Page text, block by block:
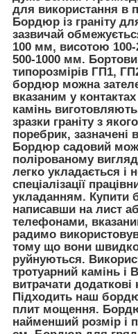
для використання в
Бордюр із граніту
зазвичай
100 мм, висотою
500-1000 мм.
типорозмірів ГП1,
бордюр можна
вказаним у
камінь
зразки граніту з
поребрик, зазначені
Бордюр садовий
полірованому
легко укладається і
спеціалізації
укладанням. Купити
написавши на лист
телефонами,
радимо
тому що вони
руйнуються.
тротуарний камінь і
витрачати
Підходить наш
плит мощення.
найменший розмір і